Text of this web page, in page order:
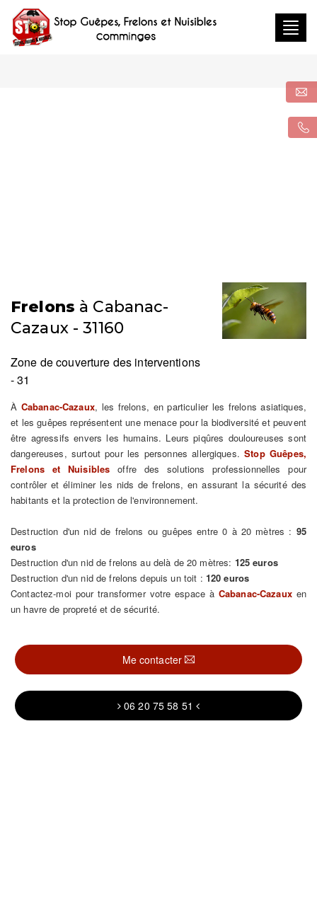
Frelons à Cabanac-
Cazaux - 31160
Zone de couverture des interventions
- 31
À Cabanac-Cazaux, les frelons, en particulier les frelons asiatiques,
et les guêpes représentent une menace pour la biodiversité et peuvent
être agressifs envers les humains. Leurs piqûres douloureuses sont
dangereuses, surtout pour les personnes allergiques.Stop Guêpes,
Frelons et Nuisibles offre des solutions professionnelles pour
contrôler et éliminer les nids de frelons, en assurant la sécurité des
habitants et la protection de l'environnement.
Destruction d'un nid de frelons ou guêpes entre 0 à 20 mètres : 95
euros
Destruction d'un nid de frelons au delà de 20 mètres: 125 euros
Destruction d'un nid de frelons depuis un toit : 120 euros
Contactez-moi pour transformer votre espace à Cabanac-Cazauxen
un havre de propreté et de sécurité.
Me contacter
06 20 75 58 51